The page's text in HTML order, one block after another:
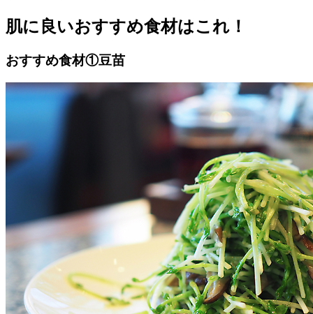
肌に良いおすすめ食材はこれ！
おすすめ食材①豆苗